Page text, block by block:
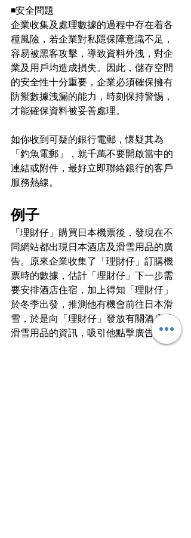
◾️安全問題
企業收集及處理數據的過程中存在着各
種風險，若企業對私隱保障意識不足，
容易被黑客攻擊，導致資料外洩，對企
業及用戶均造成損失。因此，儲存空間
的安全性十分重要，企業必須確保擁有
防禦數據洩漏的能力，時刻保持警惕，
才能確保資料被妥善處理。
如你收到可疑的銀行電郵，懷疑其為
「釣魚電郵」，就千萬不要開啟當中的
連結或附件，最好立即聯絡銀行的客戶
服務熱線。
例子
「理財仔」購買日本機票後，發現在不
同網站都出現日本酒店及滑雪用品的廣
告。原來企業收集了「理財仔」訂購機
票時的數據，估計「理財仔」下一步需
要安排酒店住宿，加上得知「理財仔」
於冬季出發，推測他有機會前往日本滑
雪，於是向「理財仔」發放有關酒店及
滑雪用品的資訊，吸引他點擊廣告。